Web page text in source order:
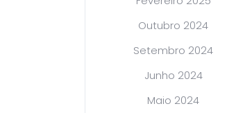
Outubro 2024
Setembro 2024
Junho 2024
Maio 2024